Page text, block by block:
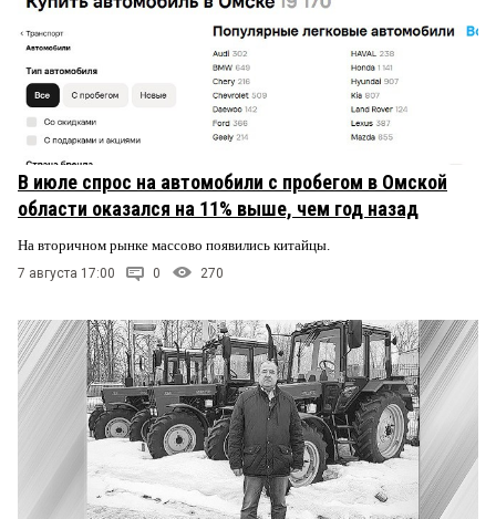
В июле спрос на автомобили с пробегом в Омской
области оказался на 11% выше, чем год назад
На вторичном рынке массово появились китайцы.
7 августа 17:00 0 270